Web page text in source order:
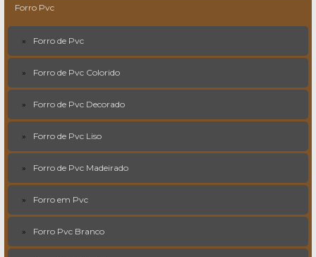
Forro Pvc
Forro de Pvc
Forro de Pvc Colorido
Forro de Pvc Decorado
Forro de Pvc Liso
Forro de Pvc Madeirado
Forro em Pvc
Forro Pvc Branco